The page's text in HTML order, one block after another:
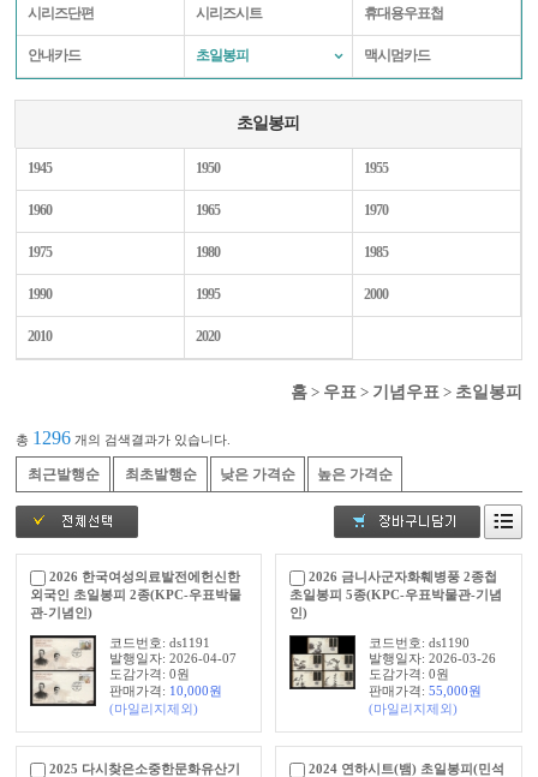
시리즈단편 시리즈시트 휴대용우표첩
안내카드 초일봉피 맥시멈카드
초일봉피
1945 1950 1955
1960 1965 1970
1975 1980 1985
1990 1995 2000
2010 2020
홈> 우표> 기념우표> 초일봉피
최근발행순 최초발행순 낮은 가격순 높은 가격순
총 1296 개의 검색결과가 있습니다.
2026 한국여성의료발전에헌신한
외국인 초일봉피 2종(KPC-우표박물
관-기념인)
코드번호: ds1191
발행일자: 2026-04-07
도감가격: 0원
판매가격: 10,000원
(마일리지제외)
2026 금니사군자화훼병풍 2종첩
초일봉피 5종(KPC-우표박물관-기념
인)
코드번호: ds1190
발행일자: 2026-03-26
도감가격: 0원
판매가격: 55,000원
(마일리지제외)
2025 다시찾은소중한문화유산기
2024 연하시트(뱀) 초일봉피(민석